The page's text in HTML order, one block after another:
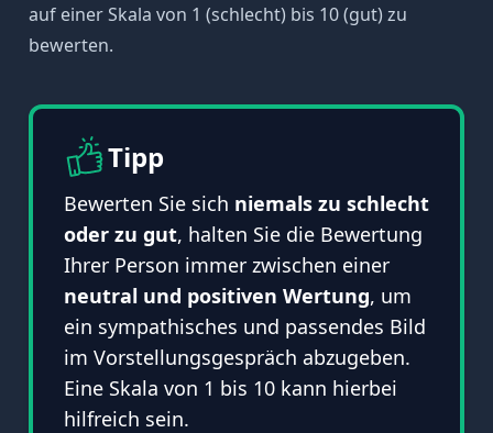
auf einer Skala von 1 (schlecht) bis 10 (gut) zu
bewerten.
Tipp
Bewerten Sie sich niemals zu schlecht
oder zu gut, halten Sie die Bewertung
Ihrer Person immer zwischen einer
neutral und positiven Wertung, um
ein sympathisches und passendes Bild
im Vorstellungsgespräch abzugeben.
Eine Skala von 1 bis 10 kann hierbei
hilfreich sein.